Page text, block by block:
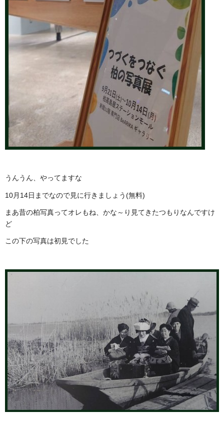
うんうん、やってますな
10月14日までなので見に行きましょう(無料)
まあ昔の柏写真ってオレもね、かな～り見てきたつもりなんですけ
ど
この下の写真は初見でした